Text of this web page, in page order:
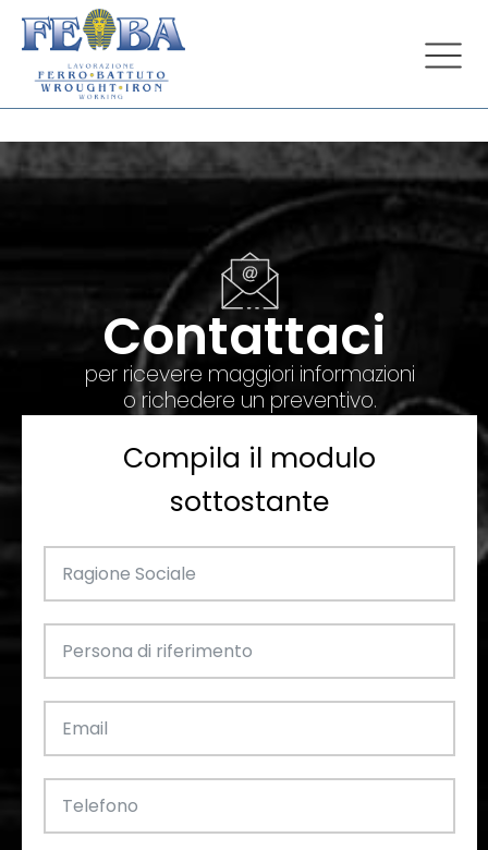
Contattaci
per ricevere maggiori informazioni
o richedere un preventivo.
Compila il modulo
sottostante